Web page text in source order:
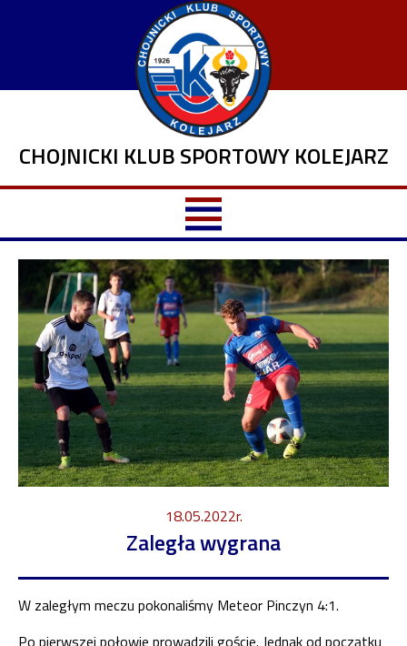
CHOJNICKI KLUB SPORTOWY KOLEJARZ
18.05.2022r.
Zaległa wygrana
W zaległym meczu pokonaliśmy Meteor Pinczyn 4:1.
Po pierwszej połowie prowadzili goście. Jednak od początku